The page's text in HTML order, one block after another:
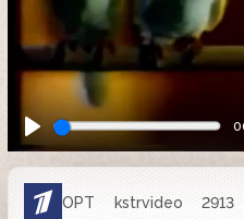
ОРТ kstrvideo 2913